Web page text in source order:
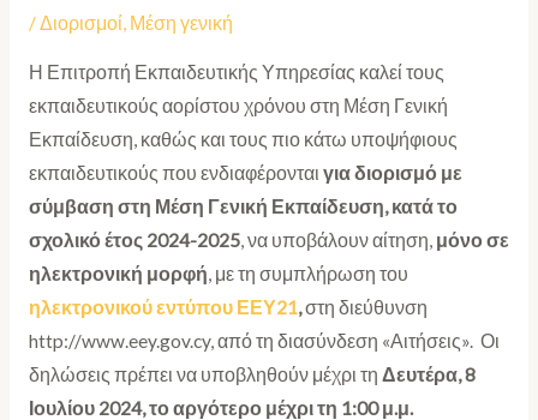
/Διορισμοί, Μέση γενική
Η Επιτροπή Εκπαιδευτικής Υπηρεσίας καλεί τους
εκπαιδευτικούς αορίστου χρόνου στη Μέση Γενική
Εκπαίδευση, καθώς και τους πιο κάτω υποψήφιους
εκπαιδευτικούς που ενδιαφέρονται για διορισμό με
σύμβαση στη Μέση Γενική Εκπαίδευση, κατά το
σχολικό έτος 2024-2025, να υποβάλουν αίτηση, μόνο σε
ηλεκτρονική μορφή, με τη συμπλήρωση του
ηλεκτρονικού εντύπου ΕΕΥ21,στη διεύθυνση
http://www.eey.gov.cy, από τη διασύνδεση «Αιτήσεις». Οι
δηλώσεις πρέπει να υποβληθούν μέχρι τη Δευτέρα,8
Ιουλίου 2024, το αργότερο μέχρι τη 1:00 μ.μ.